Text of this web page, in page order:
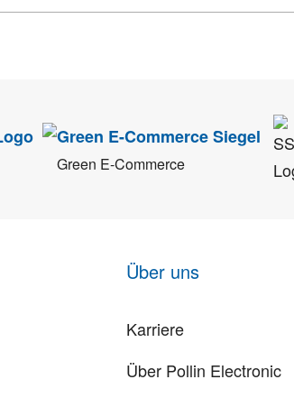
Green E-Commerce
Über uns
Karriere
Über Pollin Electronic